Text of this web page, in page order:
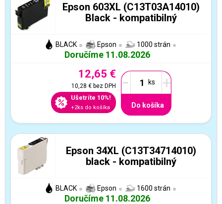
Epson 603XL (C13T03A14010)
Black - kompatibilný
BLACK Epson 1000 strán
Doručíme 11.08.2026
12,65 €
10,28 €bez DPH
Ušetríte 10%!
+2ks do košíka
- +
Do košíka
Epson 34XL (C13T34714010)
black - kompatibilný
BLACK Epson 1600 strán
Doručíme 11.08.2026